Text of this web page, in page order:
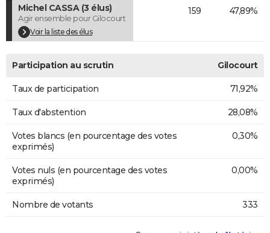
FORUM
Bricolage
Lifestyle
Culture
Sport
Auto
Television
Voyage
Cinema
Michel CASSA (3 élus)
Agir ensemble pour Gilocourt
Voir la liste des élus
159 47,89%
Participation au scrutin Gilocourt
Taux de participation 71,92%
Taux d'abstention 28,08%
Votes blancs (en pourcentage des votes
exprimés)
0,30%
Votes nuls (en pourcentage des votes
exprimés)
0,00%
Nombre de votants 333